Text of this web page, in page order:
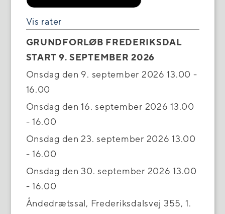
Vis rater
GRUNDFORLØB FREDERIKSDAL
START 9. SEPTEMBER 2026
Onsdag den 9. september 2026 13.00 -
16.00
Onsdag den 16. september 2026 13.00
- 16.00
Onsdag den 23. september 2026 13.00
- 16.00
Onsdag den 30. september 2026 13.00
- 16.00
Åndedrætssal, Frederiksdalsvej 355, 1.